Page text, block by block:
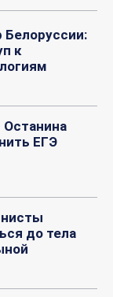
к
ЕГЭ
до тела